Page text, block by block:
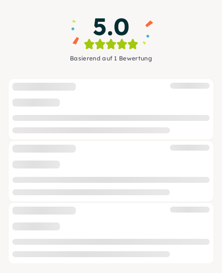
5.0
Basierend auf 1 Bewertung